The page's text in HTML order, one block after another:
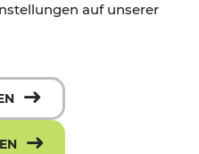
auf unserer